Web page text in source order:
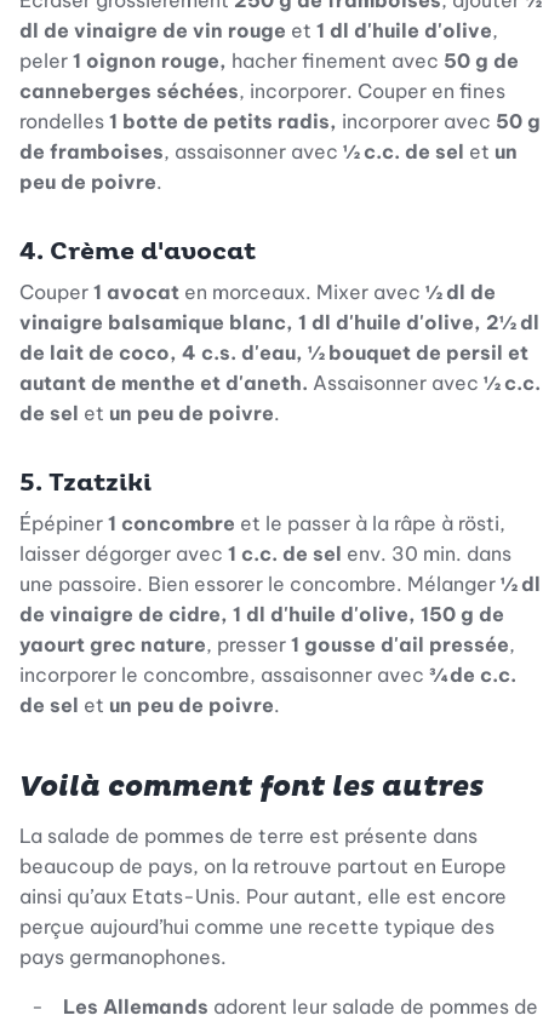
dl de vinaigre de vin rouge et 1 dl d'huile d'olive,
peler 1 oignon rouge, hacher finement avec 50 g de
canneberges séchées, incorporer. Couper en fines
rondelles 1 botte de petits radis, incorporer avec 50 g
de framboises, assaisonner avec ½ c.c. de sel et un
peu de poivre.
4. Crème d'avocat
Couper 1 avocat en morceaux. Mixer avec ½ dl de
vinaigre balsamique blanc, 1 dl d'huile d'olive, 2½ dl
de lait de coco, 4 c.s. d'eau, ½ bouquet de persil et
autant de menthe et d'aneth. Assaisonner avec ½ c.c.
de sel et un peu de poivre.
5. Tzatziki
Épépiner 1 concombre et le passer à la râpe à rösti,
laisser dégorger avec 1 c.c. de sel env. 30 min. dans
une passoire. Bien essorer le concombre. Mélanger ½ dl
de vinaigre de cidre, 1 dl d'huile d'olive, 150 g de
yaourt grec nature, presser 1 gousse d'ail pressée,
incorporer le concombre, assaisonner avec ¾ de c.c.
de sel et un peu de poivre.
Voilà comment font les autres
La salade de pommes de terre est présente dans
beaucoup de pays, on la retrouve partout en Europe
ainsi qu’aux Etats-Unis. Pour autant, elle est encore
perçue aujourd’hui comme une recette typique des
pays germanophones.
Les Allemands adorent leur salade de pommes de